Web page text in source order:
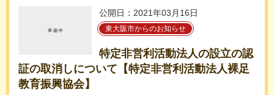
公開日：2021年03月16日
東大阪市からのお知らせ
特定非営利活動法人の設立の認
証の取消しについて【特定非営利活動法人裸足
教育振興協会】